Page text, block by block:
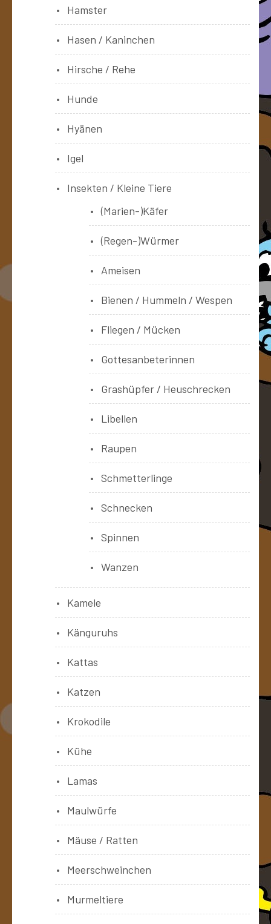
Hamster
Hasen / Kaninchen
Hirsche / Rehe
Hunde
Hyänen
Igel
Insekten / Kleine Tiere
(Marien-)Käfer
(Regen-)Würmer
Ameisen
Bienen / Hummeln / Wespen
Fliegen / Mücken
Gottesanbeterinnen
Grashüpfer / Heuschrecken
Libellen
Raupen
Schmetterlinge
Schnecken
Spinnen
Wanzen
Kamele
Känguruhs
Kattas
Katzen
Krokodile
Kühe
Lamas
Maulwürfe
Mäuse / Ratten
Meerschweinchen
Murmeltiere